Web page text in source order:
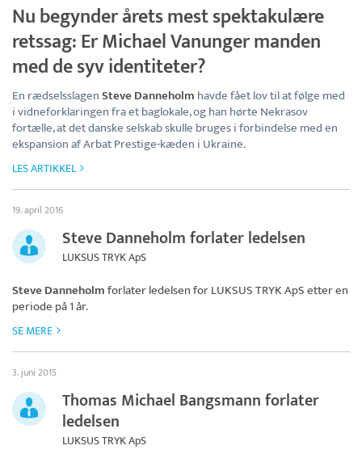
Nu begynder årets mest spektakulære
retssag: Er Michael Vanunger manden
med de syv identiteter?
En rædselsslagenSteve Danneholm havde fået lov til at følge med
i vidneforklaringen fra et baglokale, og han hørte Nekrasov
fortælle, at det danske selskab skulle bruges i forbindelse med en
ekspansion af Arbat Prestige-kæden i Ukraine.
LES ARTIKKEL
19. april 2016
Steve Danneholm forlater ledelsen
LUKSUS TRYK ApS
Steve Danneholmforlater ledelsen forLUKSUS TRYK ApSetter en
periode på 1 år.
SE MERE
3. juni 2015
Thomas Michael Bangsmann forlater
ledelsen
LUKSUS TRYK ApS